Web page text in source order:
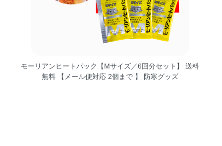
モーリアンヒートパック【Mサイズ／6回分セット】 送料
無料 【メール便対応 2個まで 】 防寒グッズ